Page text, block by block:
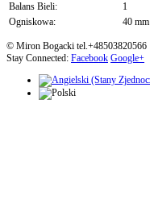
Balans Bieli:
1
Ogniskowa:
40 mm
© Miron Bogacki tel.+48503820566
Stay Connected: Facebook Google+